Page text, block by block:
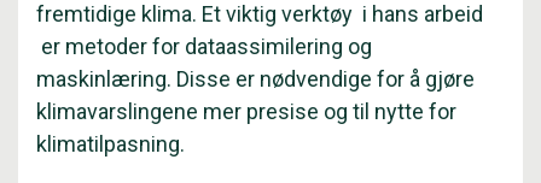
fremtidige klima. Et viktig verktøy i hans arbeid
er metoder for dataassimilering og
maskinlæring. Disse er nødvendige for å gjøre
klimavarslingene mer presise og til nytte for
klimatilpasning.